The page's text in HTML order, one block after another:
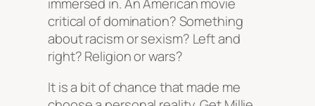
immersed in. An American movie
critical of domination? Something
about racism or sexism? Left and
right? Religion or wars?
It is a bit of chance that made me